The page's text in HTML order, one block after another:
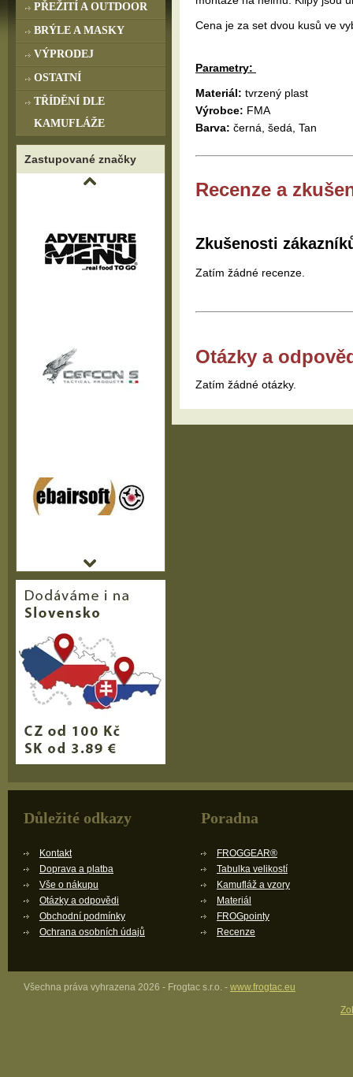
Cena je za set dvou kusů ve
Parametry:
Materiál: tvrzený plast
Výrobce: FMA
Barva: černá, šedá, Tan
Recenze a
Zkušenosti
Zatím žádné recenze.
Otázky a
Zatím žádné otázky.
PŘEŽITÍ A OUTDOOR
BRÝLE A MASKY
VÝPRODEJ
OSTATNÍ
TŘÍDĚNÍ DLE
KAMUFLÁŽE
Zastupované značky
Důležité odkazy
Kontakt
Doprava a platba
Vše o nákupu
Otázky a odpovědi
Obchodní podmínky
Ochrana osobních údajů
Poradna
FROGGEAR®
Tabulka velikostí
Kamufláž a vzory
Materiál
FROGpointy
Recenze
Všechna práva vyhrazena 2026 - Frogtac s.r.o. - www.frogtac.eu